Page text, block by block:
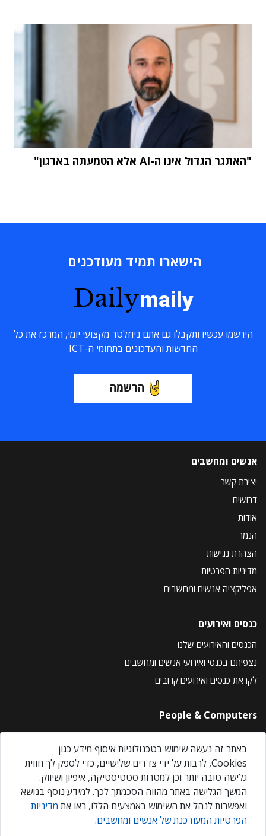
"האתגר הגדול אינו ה-AI אלא הטמעתה בארגון"
הישארו תמיד מעודכנים
Dailymaily
הירשמו עכשיו ותקבלו גם אתם ניוזלטר מקצועי יומי, המרכז את כל
החדשות והעדכונים בתחומי ה-ICT
הרשמה
אנשים ומחשבים
יצירת קשר
דרושים
אודות
הנמר
הצהרת נגישות
מדיניות הפרטיות
אפליקציה אנשים ומחשבים
כנסים ואירועים
הכנסים והאירועים שלנו
נצפיתם בכנסי ואירועי אנשים ומחשבים
לקראת כנסים ואירועים קרובים
People & Computers
About Us
Privacy Policy
Contact Us
Our Events
באתר זה נעשה שימוש בטכנולוגיות איסוף מידע כגון
Cookies, לרבות על ידי צדדים שלישיים, כדי לספק לך חווית
גלישה טובה יותר וכן למטרות סטטיסטיקה, איפיון ושיווק.
המשך הגלישה באתר מהווה הסכמתך לכך. למידע נוסף בנושא
ואפשרות לנהל את השימוש באמצעים הללו, ראו את מדיניות
הפרטיות המעודכנת של אנשים ומחשבים.